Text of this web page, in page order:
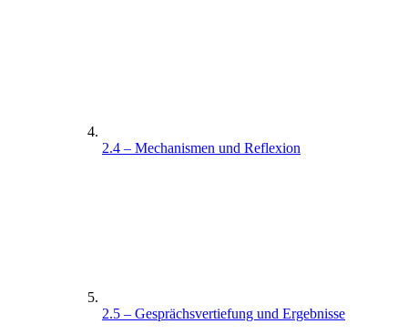
2.4 – Mechanismen und Reflexion
2.5 – Gesprächsvertiefung und Ergebnisse